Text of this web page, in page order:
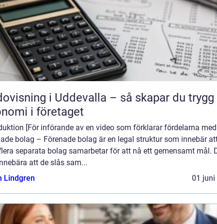
i Uddevalla – så skapar du trygg
i företaget
[För införande av en video som förklarar fördelarna med
bolag – Förenade bolag är en legal struktur som innebär
separata bolag samarbetar för att nå ett gemensamt mål.
att de slås sam...
Lindgren
01 juni